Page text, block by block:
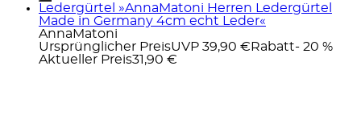
Ledergürtel »AnnaMatoni Herren Ledergürtel
Made in Germany 4cm echt Leder«
AnnaMatoni
Ursprünglicher PreisUVP 39,90 € Rabatt- 20 %
Aktueller Preis31,90 €